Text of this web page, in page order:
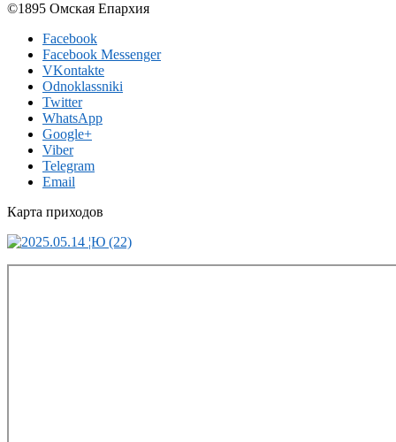
©1895 Омская Епархия
Facebook
Facebook Messenger
VKontakte
Odnoklassniki
Twitter
WhatsApp
Google+
Viber
Telegram
Email
Карта приходов